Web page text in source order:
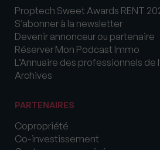
Proptech Sweet Awards RENT
S’abonner à la newsletter
Devenir annonceur ou partenaire
Réserver Mon Podcast Immo
L’Annuaire des professionnels de
Archives
PARTENAIRES
Copropriété
Co-investissement